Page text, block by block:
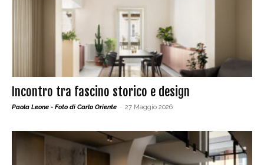
Incontro tra fascino storico e design
Paola Leone - Foto di Carlo Oriente - 27 Maggio 2026